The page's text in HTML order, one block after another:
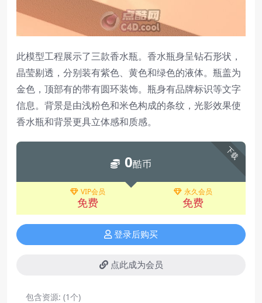
此模型工程展示了三款香水瓶。香水瓶身呈钻石形状，
晶莹剔透，分别装有紫色、黄色和绿色的液体。瓶盖为
金色，顶部有的带有圆环装饰。瓶身有品牌标识等文字
信息。背景是由浅粉色和米色构成的条纹，光影效果使
香水瓶和背景更具立体感和质感。
下载
0酷币
VIP会员
免费
永久会员
免费
登录后购买
点此成为会员
包含资源: (1个)